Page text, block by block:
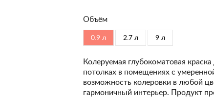
Объём
0.9 л 2.7 л 9 л
Колеруемая глубокоматовая
потолках в помещениях с
возможность колеровки в любой
гармоничный интерьер. Продукт